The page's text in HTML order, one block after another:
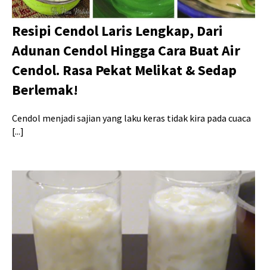
Resipi Cendol Laris Lengkap, Dari
Adunan Cendol Hingga Cara Buat Air
Cendol. Rasa Pekat Melikat & Sedap
Berlemak!
Cendol menjadi sajian yang laku keras tidak kira pada cuaca
[...]